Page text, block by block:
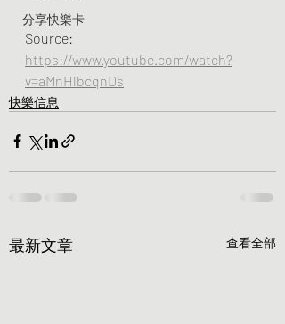
分享快樂卡
Source:
https://www.youtube.com/watch?
v=aMnHlbcqnDs
快樂信息
最新文章 查看全部